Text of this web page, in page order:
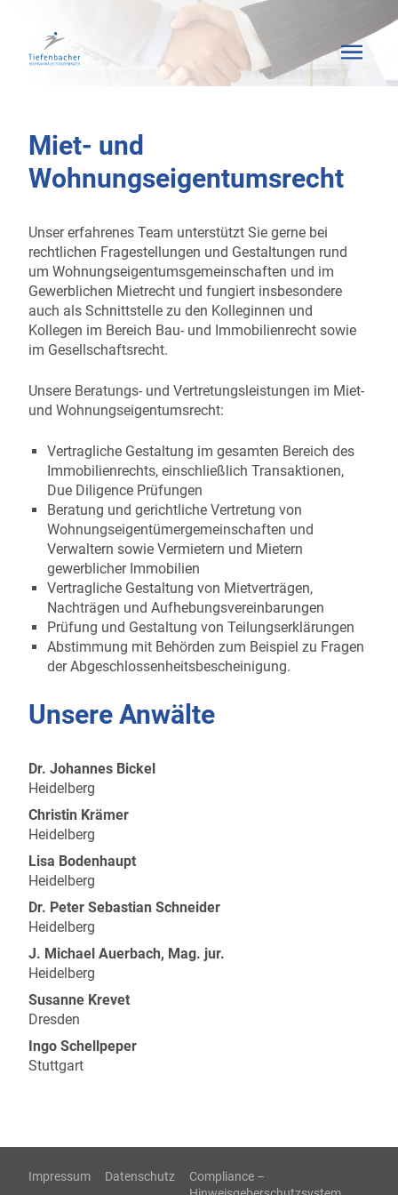
Miet- und
Wohnungseigentumsrecht
Unser erfahrenes Team unterstützt Sie gerne bei
rechtlichen Fragestellungen und Gestaltungen rund
um Wohnungseigentumsgemeinschaften und im
Gewerblichen Mietrecht und fungiert insbesondere
auch als Schnittstelle zu den Kolleginnen und
Kollegen im Bereich Bau- und Immobilienrecht sowie
im Gesellschaftsrecht.
Unsere Beratungs- und Vertretungsleistungen im Miet-
und Wohnungseigentumsrecht:
Vertragliche Gestaltung im gesamten Bereich des
Immobilienrechts, einschließlich Transaktionen,
Due Diligence Prüfungen
Beratung und gerichtliche Vertretung von
Wohnungseigentümergemeinschaften und
Verwaltern sowie Vermietern und Mietern
gewerblicher Immobilien
Vertragliche Gestaltung von Mietverträgen,
Nachträgen und Aufhebungsvereinbarungen
Prüfung und Gestaltung von Teilungserklärungen
Abstimmung mit Behörden zum Beispiel zu Fragen
der Abgeschlossenheitsbescheinigung.
Unsere Anwälte
Dr. Johannes Bickel
Heidelberg
Christin Krämer
Heidelberg
Lisa Bodenhaupt
Heidelberg
Dr. Peter Sebastian Schneider
Heidelberg
J. Michael Auerbach, Mag. jur.
Heidelberg
Susanne Krevet
Dresden
Ingo Schellpeper
Stuttgart
Impressum Datenschutz
Compliance –